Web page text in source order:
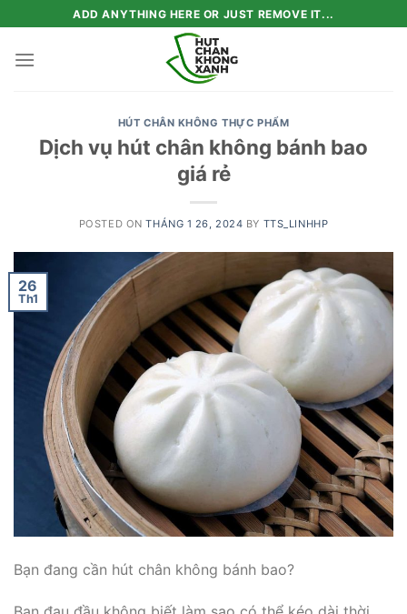
to
content
ADD ANYTHING HERE OR JUST REMOVE IT...
HÚT CHÂN KHÔNG THỰC PHẨM
Dịch vụ hút chân không bánh bao
giá rẻ
POSTED ONTHÁNG 1 26, 2024 BY TTS_LINHHP
26
Th1
Bạn đang cần hút chân không bánh bao?